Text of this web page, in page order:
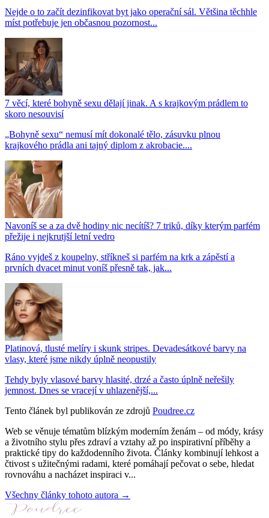
Nejde o to začít dezinfikovat byt jako operační sál. Většina těchhle
míst potřebuje jen občasnou pozornost...
7 věcí, které bohyně sexu dělají jinak. A s krajkovým prádlem to
skoro nesouvisí
„Bohyně sexu“ nemusí mít dokonalé tělo, zásuvku plnou
krajkového prádla ani tajný diplom z akrobacie....
Navoníš se a za dvě hodiny nic necítíš? 7 triků, díky kterým parfém
přežije i nejkrutjší letní vedro
Ráno vyjdeš z koupelny, stříkneš si parfém na krk a zápěstí a
prvních dvacet minut voníš přesně tak, jak...
Platinová, tlusté melíry i skunk stripes. Devadesátkové barvy na
vlasy, které jsme nikdy úplně neopustily
Tehdy byly vlasové barvy hlasité, drzé a často úplně neřešily
jemnost. Dnes se vracejí v uhlazenější,...
Tento článek byl publikován ze zdrojů Poudree.cz
Web se věnuje tématům blízkým moderním ženám – od módy, krásy
a životního stylu přes zdraví a vztahy až po inspirativní příběhy a
praktické tipy do každodenního života. Články kombinují lehkost a
čtivost s užitečnými radami, které pomáhají pečovat o sebe, hledat
rovnováhu a nacházet inspiraci v...
Všechny články tohoto autora →